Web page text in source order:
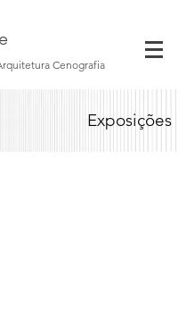
Cenografia
Exposições